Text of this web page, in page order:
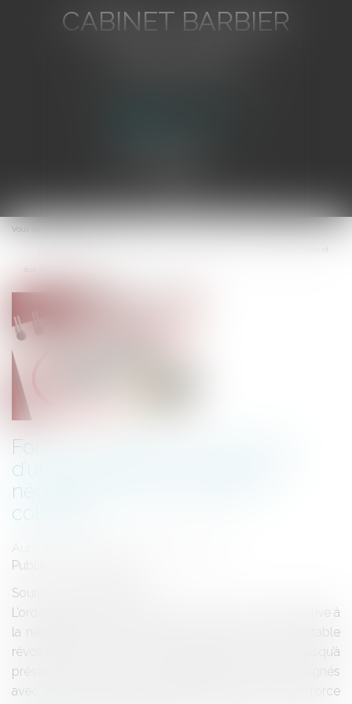
CABINET BARBIER
Ouvrir
le
Vous êtes ici :
aux accords collectifs
Fonction publique : publication
d’une ordonnance relative à la
négociation et aux accords
collectifs
Auteur : VARRON CHARRIER Capucine
Publié le :
Source :
L’ordonnance du 17 février 2021 (Ord. n° 2021-174) relative à
la négociation et aux accords collectifs est une véritable
révolution dans la fonction publique Française. Jusqu’à
présent, dans la fonction publique, les accords signés
avec les organisations syndicales n’avaient aucune force